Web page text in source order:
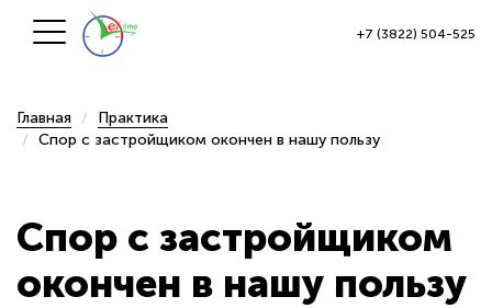
+7 (3822) 504-525
Главная
Практика
Спор с застройщиком окончен в нашу пользу
Спор с застройщиком
окончен в нашу пользу